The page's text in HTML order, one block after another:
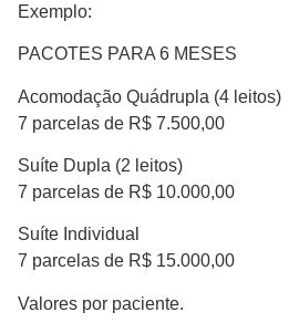
Exemplo:
PACOTES PARA 6 MESES
Acomodação Quádrupla (4 leitos)
7 parcelas de R$ 7.500,00
Suíte Dupla (2 leitos)
7 parcelas de R$ 10.000,00
Suíte Individual
7 parcelas de R$ 15.000,00
Valores por paciente.